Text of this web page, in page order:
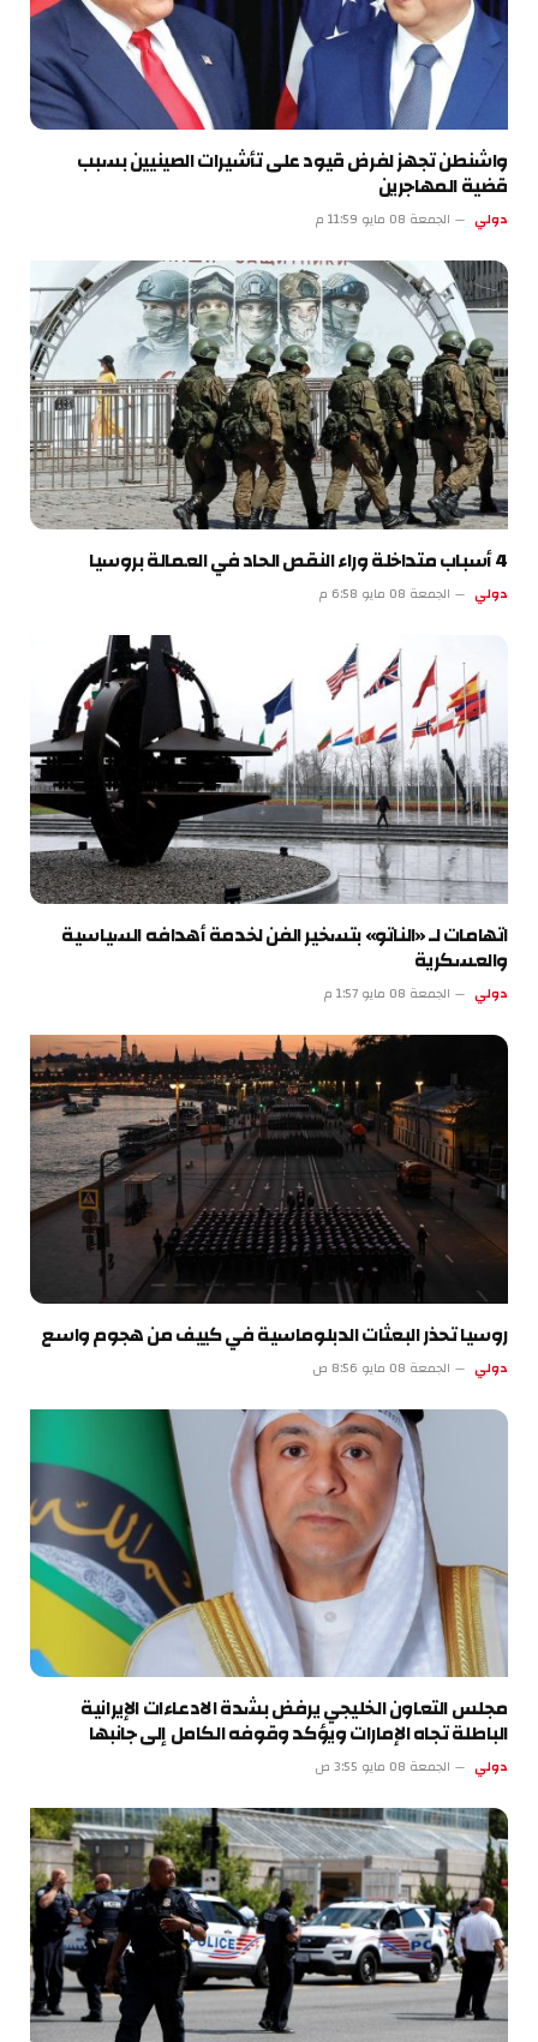
واشنطن تجهز لفرض قيود على تأشيرات الصينيين بسبب
قضية المهاجرين
دولي الجمعة 08 مايو 11:59 م
4 أسباب متداخلة وراء النقص الحاد في العمالة بروسيا
دولي الجمعة 08 مايو 6:58 م
اتهامات لـ «الناتو» بتسخير الفن لخدمة أهدافه السياسية
والعسكرية
دولي الجمعة 08 مايو 1:57 م
روسيا تحذر البعثات الدبلوماسية في كييف من هجوم واسع
دولي الجمعة 08 مايو 8:56 ص
مجلس التعاون الخليجي يرفض بشدة الادعاءات الإيرانية
الباطلة تجاه الإمارات ويؤكد وقوفه الكامل إلى جانبها
دولي الجمعة 08 مايو 3:55 ص